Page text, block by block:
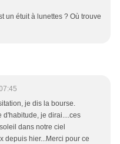
un étuit à lunettes ? Où trouve
je dis la bourse.
d'habitude, je dirai....ces
dans notre ciel
depuis hier...Merci pour ce